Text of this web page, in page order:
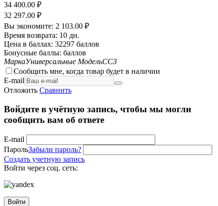
34 400.00 ₽
32 297.00 ₽
Вы экономите: 2 103.00 ₽
Время возврата: 10 дн.
Цена в баллах: 32297 баллов
Бонусные баллы: баллов
МаркаУниверсальные МодельCC3
Сообщить мне, когда товар будет в наличии
E-mail
Отложить Сравнить
Войдите в учётную запись, чтобы мы могли
сообщить вам об ответе
E-mail
ПарольЗабыли пароль?
Создать учетную запись
Войти через соц. сеть:
Войти